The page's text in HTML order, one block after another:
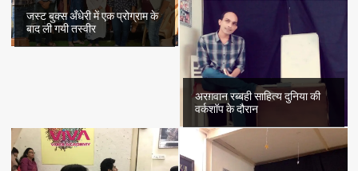
जस्ट बुक्स अँधेरी में एक प्रोग्राम के
बाद ली गयी तस्वीर
अरग़वान रब्बही साहित्य दुनिया की
वर्कशॉप के दौरान